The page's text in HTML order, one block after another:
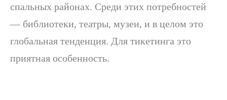
спальных районах. Среди этих потребностей
— библиотеки, театры, музеи, и в целом это
глобальная тенденция. Для тикетинга это
приятная особенность.